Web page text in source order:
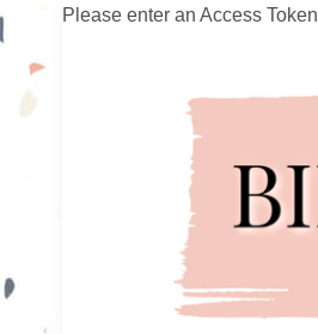
Please enter an Access Token